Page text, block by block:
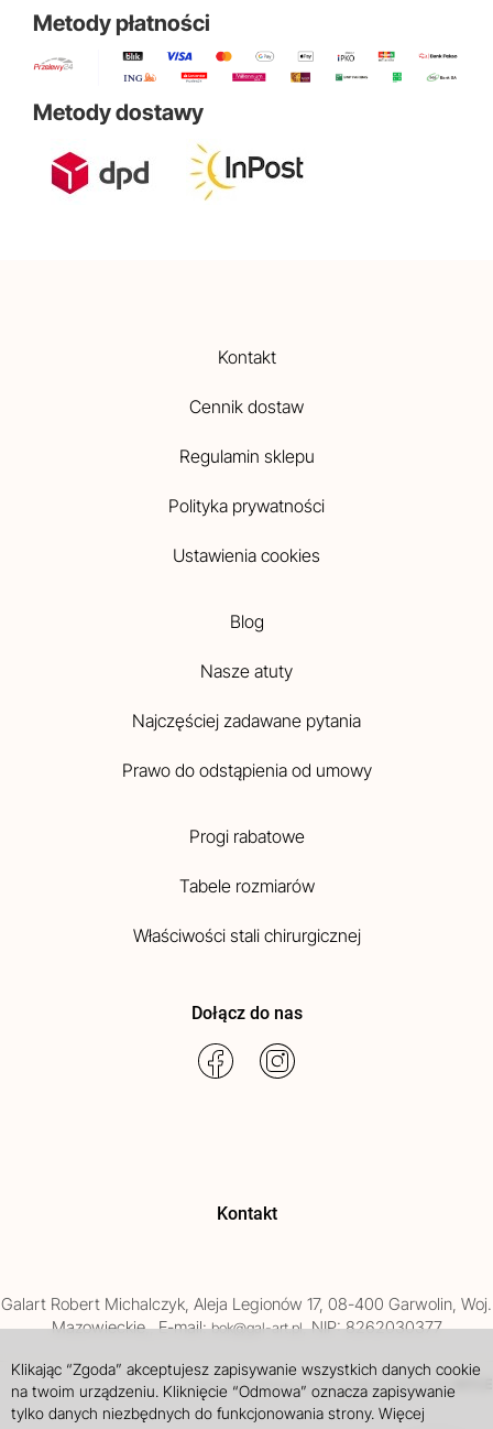
Metody płatności
Metody dostawy
Kontakt
Cennik dostaw
Regulamin sklepu
Polityka prywatności
Ustawienia cookies
Blog
Nasze atuty
Najczęściej zadawane pytania
Prawo do odstąpienia od umowy
Progi rabatowe
Tabele rozmiarów
Właściwości stali chirurgicznej
Dołącz do nas
Kontakt
Galart Robert Michalczyk, Aleja Legionów 17, 08-400 Garwolin, Woj.
Mazowieckie,, E-mail:bok@gal-art.pl, NIP: 8262030377
Sklep internetowy SOTE projekt i wdrożenie
Klikając “Zgoda” akceptujesz zapisywanie wszystkich danych cookie
na twoim urządzeniu. Kliknięcie “Odmowa” oznacza zapisywanie
tylko danych niezbędnych do funkcjonowania strony. Więcej